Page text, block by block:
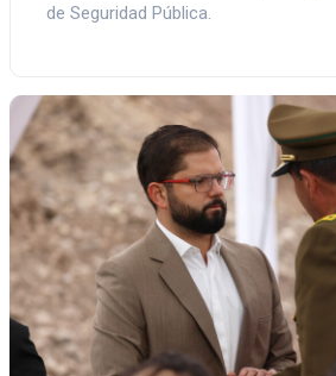
de Seguridad Pública.